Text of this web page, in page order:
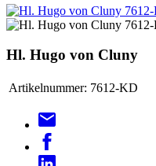
Hl. Hugo von Cluny
Artikelnummer: 7612-KD